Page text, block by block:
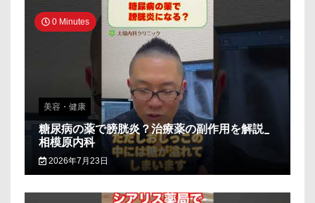
0 Minutes
美容・健康
糖尿病の薬で膀胱炎？治療薬の副作用を解説_
相模原内科
2026年7月23日